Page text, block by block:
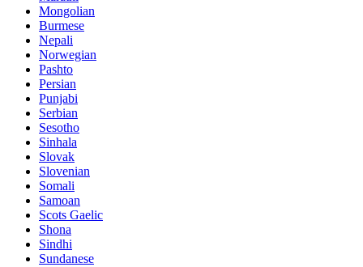
Mongolian
Burmese
Nepali
Norwegian
Pashto
Persian
Punjabi
Serbian
Sesotho
Sinhala
Slovak
Slovenian
Somali
Samoan
Scots Gaelic
Shona
Sindhi
Sundanese